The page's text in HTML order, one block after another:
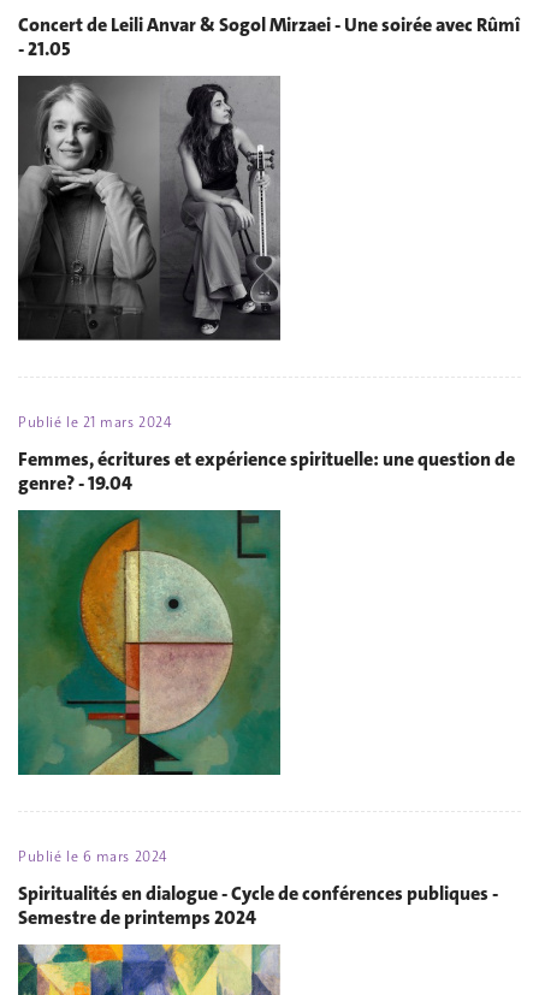
Concert de Leili Anvar & Sogol Mirzaei - Une soirée avec Rûmî
- 21.05
Publié le 21 mars 2024
Femmes, écritures et expérience spirituelle: une question de
genre? - 19.04
Publié le 6 mars 2024
Spiritualités en dialogue - Cycle de conférences publiques -
Semestre de printemps 2024